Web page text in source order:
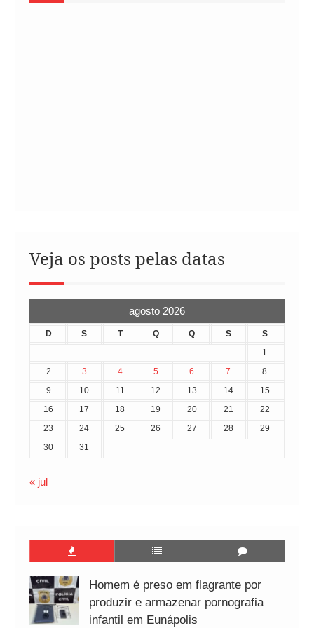
Veja os posts pelas datas
agosto 2026
D S T Q Q S
S
1
2
3 4 5 6 7
8
9
10 11 12 13 14
15
16
17 18 19 20 21
22
23
24 25 26 27 28
29
30
31
« jul
Homem é preso em flagrante por
produzir e armazenar pornografia
infantil em Eunápolis